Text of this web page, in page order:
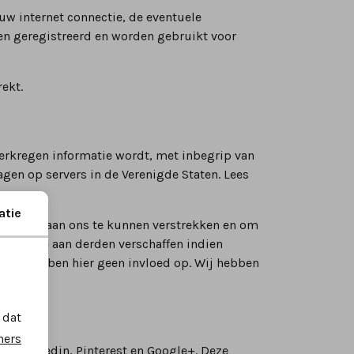
internet connectie, de eventuele
geregistreerd en worden gebruikt voor
informatie wordt, met inbegrip van
op servers in de Verenigde Staten. Lees
aan ons te kunnen verstrekken en om
aan derden verschaffen indien
hebben hier geen invloed op. Wij hebben
Linkedin, Pinterest en Google+. Deze
dat